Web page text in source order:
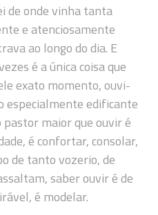
de onde vinha tanta
e atenciosamente
ao longo do dia. E
é a única coisa que
exato momento, ouvi-
especialmente edificante
maior que ouvir é
é confortar, consolar,
de tanto vozerio, de
saber ouvir é de
é modelar.